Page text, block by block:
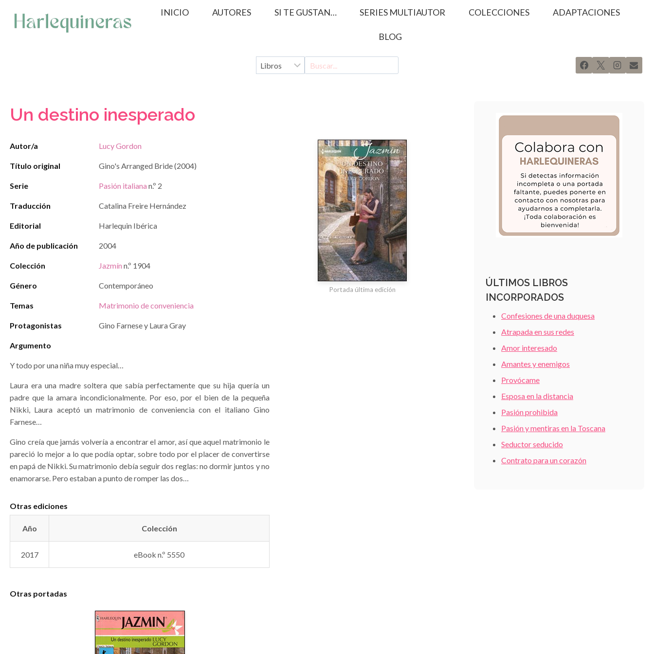
contenido
INICIO AUTORES SI TE GUSTAN… SERIES MULTIAUTOR COLECCIONES ADAPTACIONES
BLOG
Un destino inesperado
Autor/a Lucy Gordon
Título original Gino's Arranged Bride (2004)
Serie Pasión italiana n.º 2
Traducción Catalina Freire Hernández
Editorial Harlequin Ibérica
Año de publicación 2004
Colección Jazmín n.º 1904
Género Contemporáneo
Temas Matrimonio de conveniencia
Protagonistas Gino Farnese y Laura Gray
Argumento
Y todo por una niña muy especial…
Laura era una madre soltera que sabía perfectamente que su hija quería un
padre que la amara incondicionalmente. Por eso, por el bien de la pequeña
Nikki, Laura aceptó un matrimonio de conveniencia con el italiano Gino
Farnese…
Gino creía que jamás volvería a encontrar el amor, así que aquel matrimonio le
pareció lo mejor a lo que podía optar, sobre todo por el placer de convertirse
en papá de Nikki. Su matrimonio debía seguir dos reglas: no dormir juntos y no
enamorarse. Pero estaban a punto de romper las dos…
Otras ediciones
Año Colección
2017 eBook n.º 5550
Otras portadas
Portada última edición
ÚLTIMOS LIBROS
INCORPORADOS
Confesiones de una duquesa
Atrapada en sus redes
Amor interesado
Amantes y enemigos
Provócame
Esposa en la distancia
Pasión prohibida
Pasión y mentiras en la Toscana
Seductor seducido
Contrato para un corazón